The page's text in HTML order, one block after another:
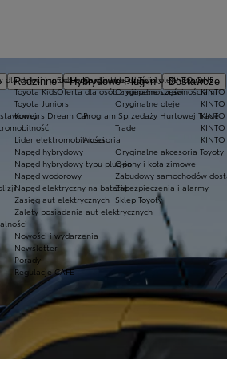
Rodzinne Hybrydowe Plug-in
Dostawcze
Ekobonus dla hybryd Toyoty
Oferta dla osób z niepełnosprawnościami
dla dzieci i młodzieży
Toyota Kids
Toyota Juniors
Konkurs Dream Car
Lider elektromobilności
Napęd hybrydowy
Napęd hybrydowy typu plug-in
Napęd wodorowy
Napęd elektryczny na baterię
Zasięg aut elektrycznych
Zalety posiadania aut elektrycznych
Nowości i wydarzenia
Newsletter
Porady
Regulacje CAFE
KINTO ONE
Oryginalne części i oleje Toyoty
Oryginalne części
Oryginalne oleje
Program Sprzedaży Hurtowej Trade
Trade
Akcesoria
Oryginalne akcesoria Toyoty
Opony i koła zimowe
Zabudowy samochodów
Zabezpieczenia i alarmy
Sklep Toyoty